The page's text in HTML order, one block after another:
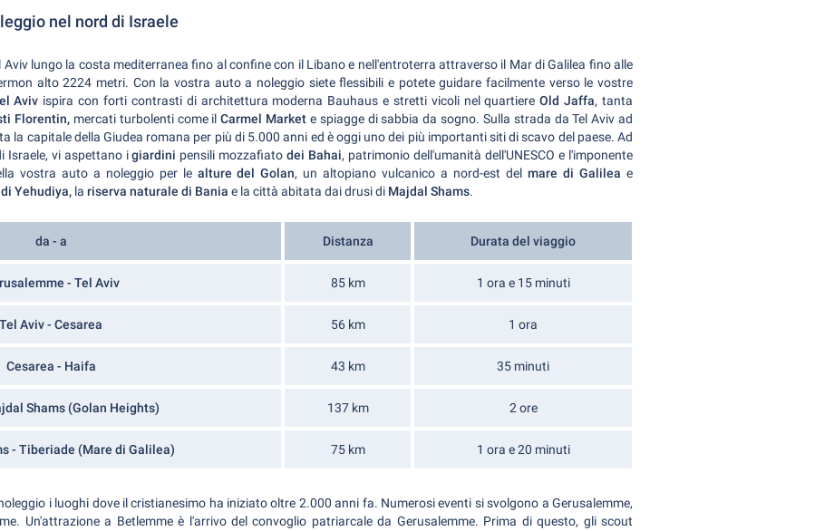
nel nord di Israele
Aviv lungo la costa mediterranea fino al confine con il Libano e nell'entroterra attraverso il Mar di Galilea fino alle
alto 2224 metri. Con la vostra auto a noleggio siete flessibili e potete guidare facilmente verso le vostre
Aviv ispira con forti contrasti di architettura moderna Bauhaus e stretti vicoli nel quartiereOld Jaffa, tanta
Florentin, mercati turbolenti come ilCarmel Market e spiagge di sabbia da sogno. Sulla strada da Tel Aviv ad
la capitale della Giudea romana per più di 5.000 anni ed è oggi uno dei più importanti siti di scavo del paese. Ad
Israele, vi aspettano igiardini pensili mozzafiatodei Bahai, patrimonio dell'umanità dell'UNESCO e l'imponente
vostra auto a noleggio per le alture del Golan, un altopiano vulcanico a nord-est delmare di Galilea e
Yehudiya, la riserva naturale di Bania e la città abitata dai drusi di Majdal Shams.
da - a Distanza Durata del viaggio
- Tel Aviv 85 km 1 ora e 15 minuti
Tel Aviv - Cesarea 56 km 1 ora
Cesarea - Haifa 43 km 35 minuti
Shams (Golan Heights) 137 km 2 ore
- Tiberiade (Mare di Galilea) 75 km 1 ora e 20 minuti
i luoghi dove il cristianesimo ha iniziato oltre 2.000 anni fa. Numerosi eventi si svolgono a Gerusalemme,
Un'attrazione a Betlemme è l'arrivo del convoglio patriarcale da Gerusalemme. Prima di questo, gli scout